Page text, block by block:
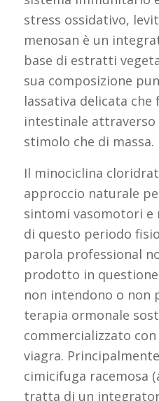
stress ossidativo,
menosan è un
base di estratti
sua composizione
lassativa delicata
intestinale attraverso
stimolo che di massa.
Il minociclina
approccio naturale
sintomi vasomotori
di questo periodo
parola professional
prodotto in
non intendono o non
terapia ormonale
commercializzato
viagra.
cimicifuga racemosa
tratta di un